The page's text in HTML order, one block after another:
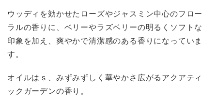
ウッディを効かせたローズやジャスミン中心のフロー
ラルの香りに、ベリーやラズベリーの明るくソフトな
印象を加え、爽やかで清潔感のある香りになっていま
す。
オイルはｓ、みずみずしく華やかさ広がるアクアティ
ックガーデンの香り。